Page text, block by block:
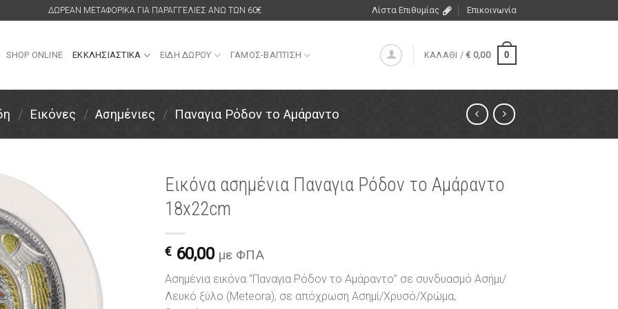
ΔΩΡΕΑΝ ΜΕΤΑΦΟΡΙΚΑ ΓΙΑ ΠΑΡΑΓΓΕΛΙΕΣ ΑΝΩ ΤΩΝ 60€ Λίστα Επιθυμίας Επικοινωνία
SHOP ONLINE ΕΚΚΛΗΣΙΑΣΤΙΚΑ ΕΙΔΗ ΔΩΡΟΥ ΓΑΜΟΣ-ΒΑΠΤΙΣΗ ΚΑΛΑΘΙ /€ 0,00 0
/ Εικόνες / Ασημένιες / Παναγια Ρόδον το Αμάραντο
επιθυμιών
Εικόνα ασημένια Παναγια Ρόδον το Αμάραντο
18x22cm
€ 60,00 με ΦΠΑ
Ασημένια εικόνα “Παναγια Ρόδον το Αμάραντο” σε συνδυασμό Ασήμι/
Λευκό ξύλο (Meteora), σε απόχρωση Ασημί/Χρυσό/Χρώμα,